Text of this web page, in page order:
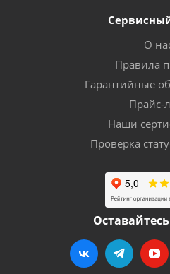
О
Правила
Гарантийные
Прайс-
Наши
Проверка